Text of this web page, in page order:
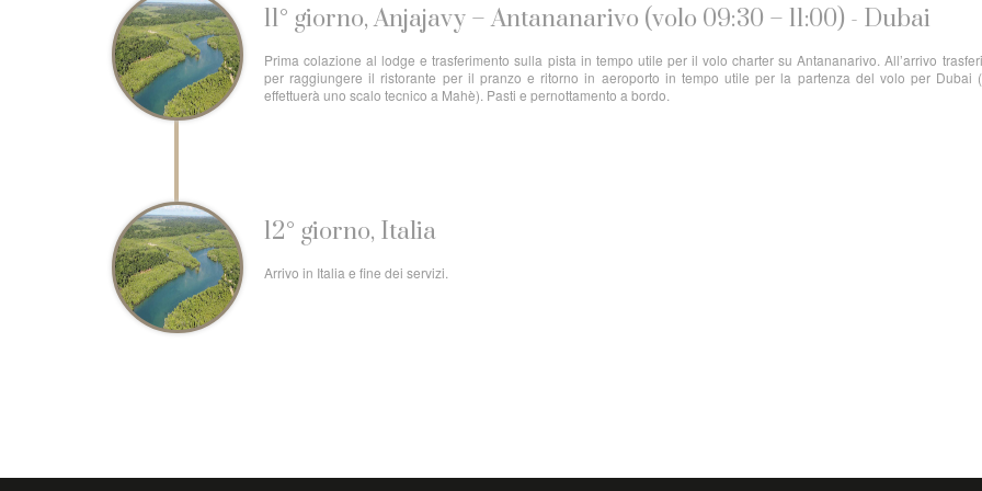
11° giorno, Anjajavy – Antananarivo (volo 09:30 – 11:00) - Dubai
Prima colazione al lodge e trasferimento sulla pista in tempo utile per il volo charter su Antananarivo. All’arrivo
per raggiungere il ristorante per il pranzo e ritorno in aeroporto in tempo utile per la partenza del volo per Dubai
effettuerà uno scalo tecnico a Mahè). Pasti e pernottamento a bordo.
12° giorno, Italia
Arrivo in Italia e fine dei servizi.